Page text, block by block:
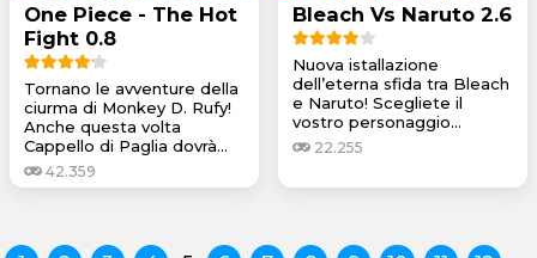
One Piece - The Hot
Fight 0.8
Tornano le avventure della
ciurma di Monkey D. Rufy!
Anche questa volta
Cappello di Paglia dovrà...
42.359
Bleach Vs Naruto 2.6
Nuova istallazione
dell’eterna sfida tra Bleach
e Naruto! Scegliete il
vostro personaggio...
22.255